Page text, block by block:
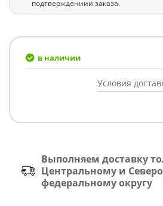
подтверждениии заказа.
в наличии
Условия
Выполняем доставку
Центральному и
федеральному округу